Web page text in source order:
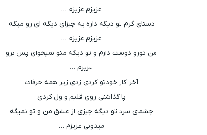
عزیزم عزیزم …
دستای گرم تو دیگه داره یه چیزای دیگه ای رو میگه
عزیزم عزیزم …
من تورو دوست دارم و تو دیگه منو نمیخوای پس برو
عزیزم …
آخر کار خودتو کردی زدی زیر همه حرفات
پا گذاشتی روی قلبم و ول کردی
چشمای سرد تو دیگه چیزی از عشق من و تو نمیگه
میدونی عزیزم …